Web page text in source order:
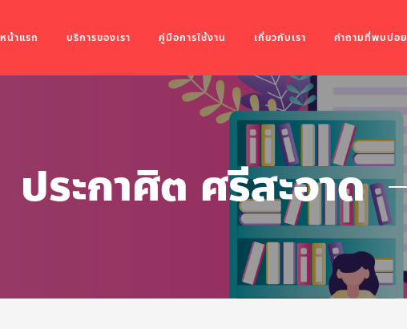
หน้าแรก บริการของเรา คู่มือการใช้งาน เกี่ยวกับเรา คำถามที่พบบ่อย
ประกาศิต ศรีสะอาด